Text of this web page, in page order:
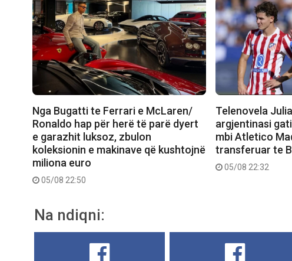
Nga Bugatti te Ferrari e McLaren/
Ronaldo hap për herë të parë dyert
e garazhit luksoz, zbulon
koleksionin e makinave që kushtojnë
miliona euro
05/08 22:50
Telenovela
argjentinasi
mbi Atletico
transferuar te
05/08 22:32
Na ndiqni: